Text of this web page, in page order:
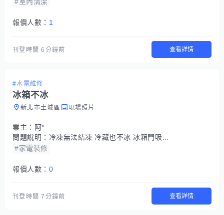
報價人數： 1
刊登時間6分鐘前 查看詳情
#水電維修
冰箱不冰
新北市土城區 現場照片
業主： 阿*
問題說明： 冷凍無法結凍 冷藏也不冰 冰箱門吸不緊
#家電裝修
報價人數： 0
刊登時間7分鐘前 查看詳情